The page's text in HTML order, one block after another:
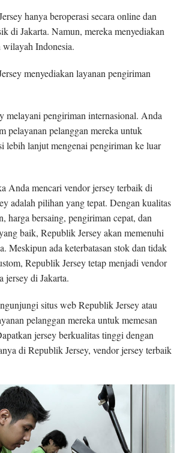
hanya beroperasi secara online dan
di Jakarta. Namun, mereka menyediakan
Indonesia.
menyediakan layanan pengiriman
melayani pengiriman internasional. Anda
pelayanan pelanggan mereka untuk
lebih lanjut mengenai pengiriman ke luar
Anda mencari vendor jersey terbaik di
adalah pilihan yang tepat. Dengan kualitas
harga bersaing, pengiriman cepat, dan
baik, Republik Jersey akan memenuhi
Meskipun ada keterbatasan stok dan tidak
Republik Jersey tetap menjadi vendor
jersey di Jakarta.
situs web Republik Jersey atau
pelanggan mereka untuk memesan
jersey berkualitas tinggi dengan
di Republik Jersey, vendor jersey terbaik